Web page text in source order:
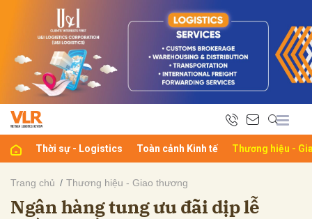
Thời sự - Logistics Toàn cảnh Kinh tế Thương hiệu -
Trang chủ Thương hiệu - Giao thương
Ngân hàng tung ưu đãi dịp lễ
luận
Hủy